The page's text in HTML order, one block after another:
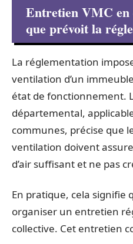
Entretien VMC
que prévoit la
La réglementation
ventilation d’un
état de fonctionnement.
départemental,
communes, précise que
ventilation doivent
d’air suffisant et ne pas
En pratique, cela signifie
organiser un entretien
collective. Cet entretien